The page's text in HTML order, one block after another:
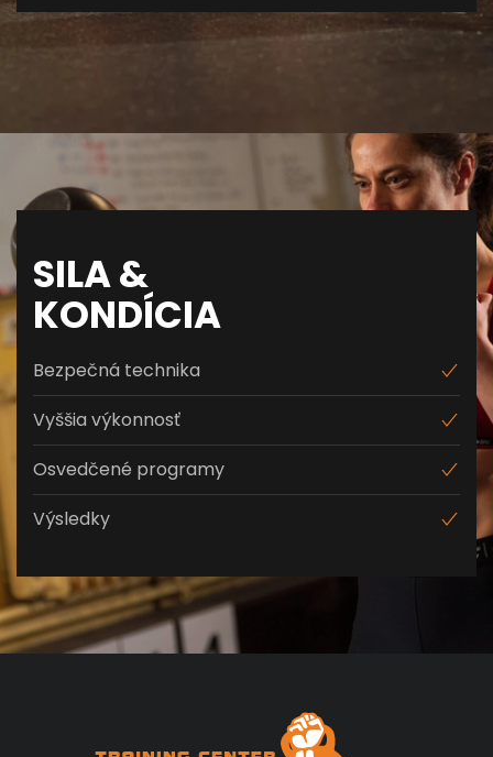
SILA &
KONDÍCIA
Bezpečná technika
Vyššia výkonnosť
Osvedčené programy
Výsledky